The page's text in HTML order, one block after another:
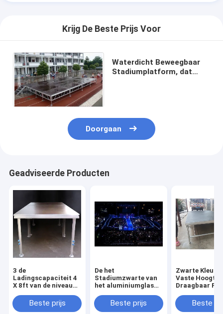
Krijg De Beste Prijs Voor
Waterdicht Beweegbaar
Stadiumplatform, dat
Doorgaan
Geadviseerde Producten
3 de
Ladingscapaciteit 4
X 8ft van de niveau
400KG Antislip
Waterdicht
Beste prijs
De het
Stadiumzwarte van
het aluminiumglas
Stadium van het 3
niveautriplex 1,22 x
Beste prijs
Zwarte Kleur
Vaste Hoogte
Draagbaar
Aluminium
Beweegbaar
Beste